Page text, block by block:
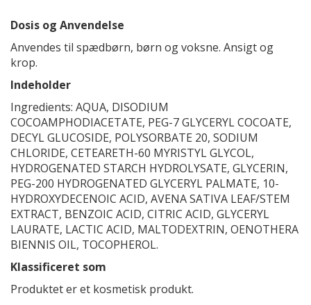
Dosis og Anvendelse
Anvendes til spædbørn, børn og voksne. Ansigt og
krop.
Indeholder
Ingredients: AQUA, DISODIUM
COCOAMPHODIACETATE, PEG-7 GLYCERYL COCOATE,
DECYL GLUCOSIDE, POLYSORBATE 20, SODIUM
CHLORIDE, CETEARETH-60 MYRISTYL GLYCOL,
HYDROGENATED STARCH HYDROLYSATE, GLYCERIN,
PEG-200 HYDROGENATED GLYCERYL PALMATE, 10-
HYDROXYDECENOIC ACID, AVENA SATIVA LEAF/STEM
EXTRACT, BENZOIC ACID, CITRIC ACID, GLYCERYL
LAURATE, LACTIC ACID, MALTODEXTRIN, OENOTHERA
BIENNIS OIL, TOCOPHEROL.
Klassificeret som
Produktet er et kosmetisk produkt.